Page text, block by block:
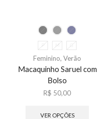
P M G
Feminino, Verão
Macaquinho Saruel com
Bolso
R$ 50,00
VER OPÇÕES